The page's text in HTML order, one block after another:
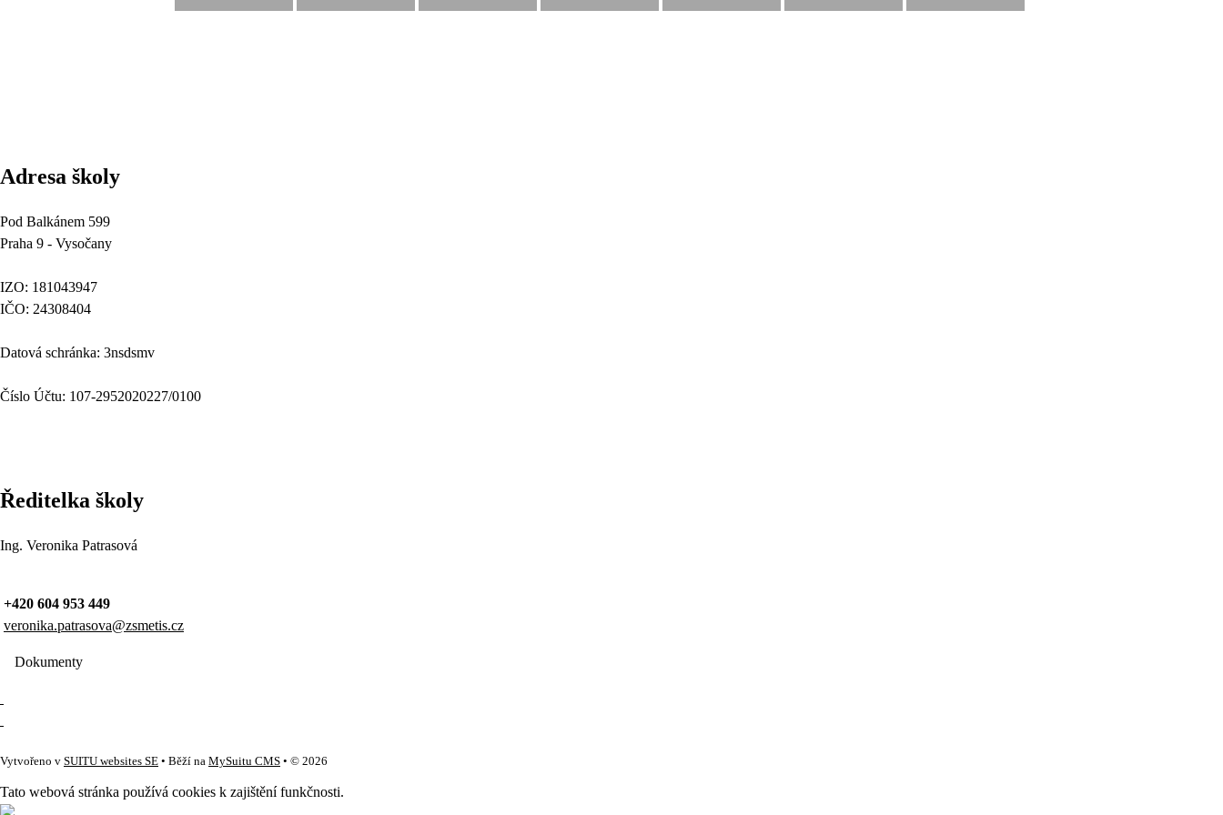
Adresa školy
Pod Balkánem 599
Praha 9 - Vysočany
IZO: 181043947
IČO: 24308404
Datová schránka: 3nsdsmv
Číslo Účtu: 107-2952020227/0100
Ředitelka školy
Ing. Veronika Patrasová
+420 604 953 449
veronika.patrasova@zsmetis.cz
Dokumenty
Vytvořeno v SUITU websites SE • Běží na MySuitu CMS • © 2026
Tato webová stránka používá cookies k zajištění funkčnosti.